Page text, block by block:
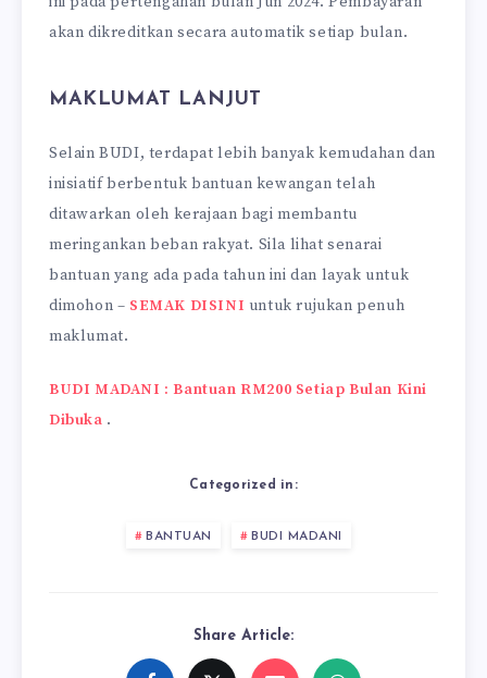
akan dikreditkan secara automatik setiap bulan.
MAKLUMAT LANJUT
Selain BUDI, terdapat lebih banyak kemudahan dan
inisiatif berbentuk bantuan kewangan telah
ditawarkan oleh kerajaan bagi membantu
meringankan beban rakyat. Sila lihat senarai
bantuan yang ada pada tahun ini dan layak untuk
dimohon – SEMAK DISINI untuk rujukan penuh
maklumat.
BUDI MADANI : Bantuan RM200 Setiap Bulan Kini
Dibuka .
Categorized in:
BANTUAN BUDI MADANI
Share Article: